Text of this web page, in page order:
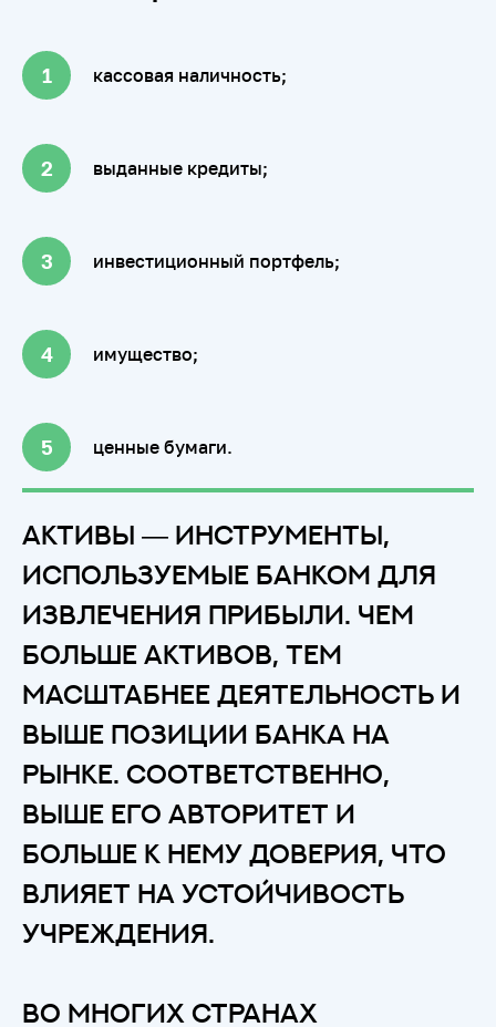
кассовая наличность;
выданные кредиты;
инвестиционный портфель;
имущество;
ценные бумаги.
Активы — инструменты,
используемые банком для
извлечения прибыли. Чем
больше активов, тем
масштабнее деятельность и
выше позиции банка на
рынке. Соответственно,
выше его авторитет и
больше к нему доверия, что
влияет на устойчивость
учреждения.
Во многих странах